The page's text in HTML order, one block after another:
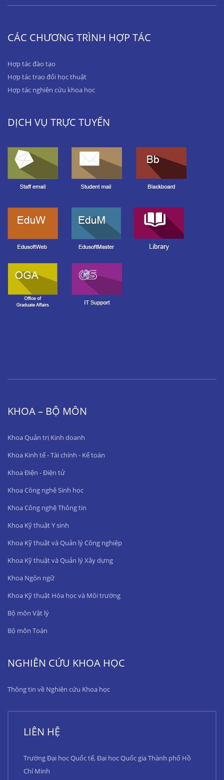
CÁC CHƯƠNG TRÌNH HỢP TÁC
Hợp tác đào tạo
Hợp tác trao đổi học thuật
Hợp tác nghiên cứu khoa học
DỊCH VỤ TRỰC TUYẾN
KHOA – BỘ MÔN
Khoa Quản trị Kinh doanh
Khoa Kinh tế - Tài chính - Kế toán
Khoa Điện - Điện tử
Khoa Công nghệ Sinh học
Khoa Công nghệ Thông tin
Khoa Kỹ thuật Y sinh
Khoa Kỹ thuật và Quản lý Công nghiệp
Khoa Kỹ thuật và Quản lý Xây dựng
Khoa Ngôn ngữ
Khoa Kỹ thuật Hóa học và Môi trường
Bộ môn Vật lý
Bộ môn Toán
NGHIÊN CỨU KHOA HỌC
Thông tin về Nghiên cứu Khoa học
LIÊN HỆ
Trường Đại học Quốc tế, Đại học Quốc gia Thành phố Hồ
Chí Minh